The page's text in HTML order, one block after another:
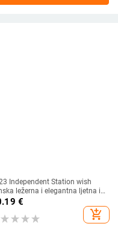
Independent Station wish
ležerna i elegantna ljetna i
nova haljina s printom i
okruglim izrezom,
rukava i strukom
€
add_shopping_cart